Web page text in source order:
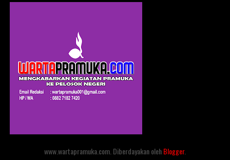
www.wartapramuka.com. Diberdayakan olehBlogger.